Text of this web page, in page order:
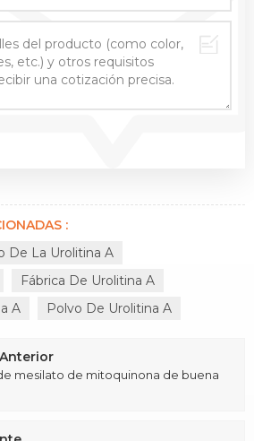
:
De La Urolitina A
Fábrica De Urolitina A
A
Polvo De Urolitina A
mesilato de mitoquinona de buena